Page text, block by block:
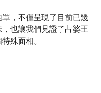
，不僅呈現了目前已幾
也讓我們見證了占婆王
殊面相。